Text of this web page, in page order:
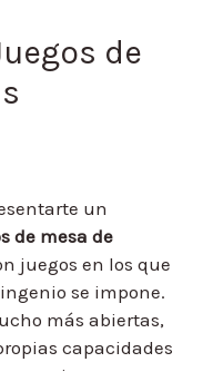
de
un
de mesa de
juegos en los que
se impone.
más abiertas,
capacidades